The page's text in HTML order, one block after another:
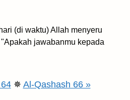
(di waktu) Allah menyeru
jawabanmu kepada
✵ Al-Qashash 66 »